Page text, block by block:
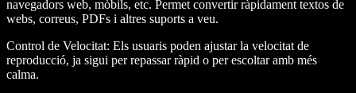
navegadors web, mòbils, etc. Permet convertir ràpidament textos de
webs, correus, PDFs i altres suports a veu.
Control de Velocitat: Els usuaris poden ajustar la velocitat de
reproducció, ja sigui per repassar ràpid o per escoltar amb més
calma.